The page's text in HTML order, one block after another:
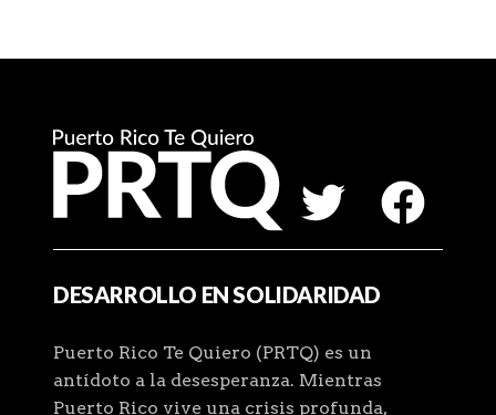
DESARROLLO EN SOLIDARIDAD
Puerto Rico Te Quiero (PRTQ) es un
antídoto a la desesperanza. Mientras
Puerto Rico vive una crisis profunda,